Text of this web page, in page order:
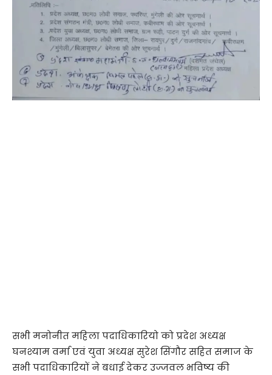
सभी मनोनीत महिला पदाधिकारियो को प्रदेश अध्यक्ष
घनश्याम वर्मा एवं युवा अध्यक्ष सुरेश सिंगौर सहित समाज के
सभी पदाधिकारियों ने बधाई देकर उज्जवल भविष्य की